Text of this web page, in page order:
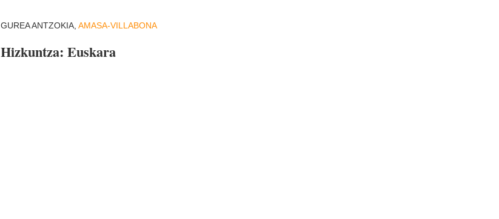
GUREA ANTZOKIA, AMASA-VILLABONA
Hizkuntza: Euskara